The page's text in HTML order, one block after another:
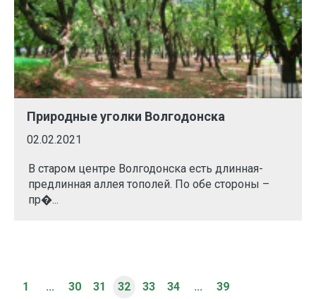
Природные уголки Волгодонска
02.02.2021
В старом центре Волгодонска есть длинная-
предлинная аллея тополей. По обе стороны –
пр�...
1 ... 30 31 32 33 34 ... 39